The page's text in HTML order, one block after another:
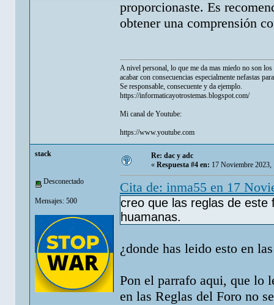
proporcionaste. Es
obtener una comprensión
A nivel personal, lo que me da mas miedo no son
acabar con consecuencias especialmente nefastas
Se responsable, consecuente y da ejemplo.
https://informaticayotrostemas.blogspot.com/
Mi canal de Youtube:
https://www.youtube.com
stack
Desconectado
Mensajes: 500
Re: dac y adc
«Respuesta #4 en:17 Noviembre 2023,
Cita de: inma55 en 17
creo que las reglas de este
huamanas.
¿donde has leido esto en
Pon el parrafo aqui, que lo
en las Reglas del Foro no